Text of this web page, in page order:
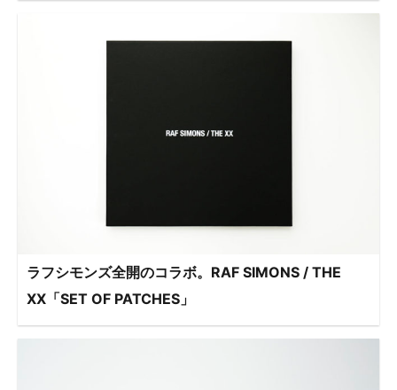
ラフシモンズ全開のコラボ。RAF SIMONS / THE
XX「SET OF PATCHES」